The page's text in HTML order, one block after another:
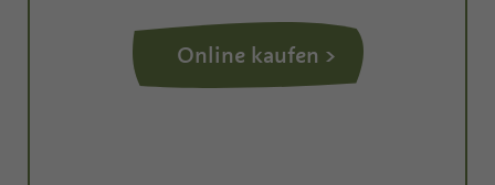
Online kaufen